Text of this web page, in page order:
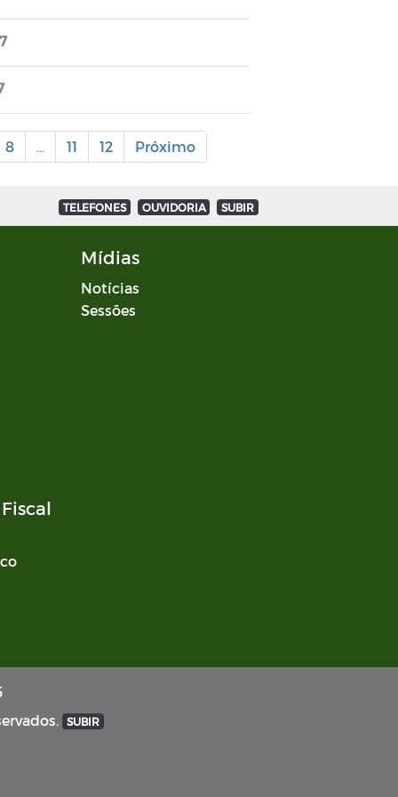
8 ... 11 12 Próximo
TELEFONES OUVIDORIA SUBIR
Mídias
Notícias
Sessões
SUBIR